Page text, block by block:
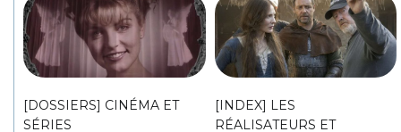
[DOSSIERS] CINÉMA ET
SÉRIES
[INDEX] LES
RÉALISATEURS ET